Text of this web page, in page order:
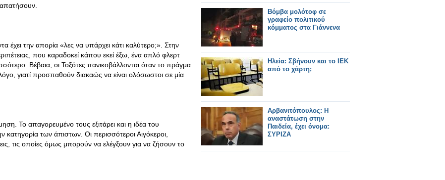
απατήσουν.
έχει την απορία «λες να υπάρχει κάτι καλύτερο;». Στην
που καραδοκεί κάπου εκεί έξω, ένα απλό φλερτ
Βέβαια, οι Τοξότες πανικοβάλλονται όταν το πράγμα
γιατί προσπαθούν διακαώς να είναι ολόσωστοι σε μία
Το απαγορευμένο τους εξιτάρει και η ιδέα του
κατηγορία των άπιστων. Οι περισσότεροι Αιγόκεροι,
τις οποίες όμως μπορούν να ελέγξουν για να ζήσουν το
Βόμβα μολότοφ σε
γραφείο πολιτικού
κόμματος στα Γιάννενα
Ηλεία: Σβήνουν και το ΙΕΚ
από το χάρτη;
Αρβανιτόπουλος: Η
αναστάτωση στην
Παιδεία, έχει όνομα:
ΣΥΡΙΖΑ